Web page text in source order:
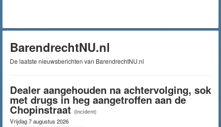
BarendrechtNU.nl
De laatste nieuwsberichten van BarendrechtNU.nl
Dealer aangehouden na achtervolging, sok
met drugs in heg aangetroffen aan de
Chopinstraat (Incident)
Vrijdag 7 augustus 2026